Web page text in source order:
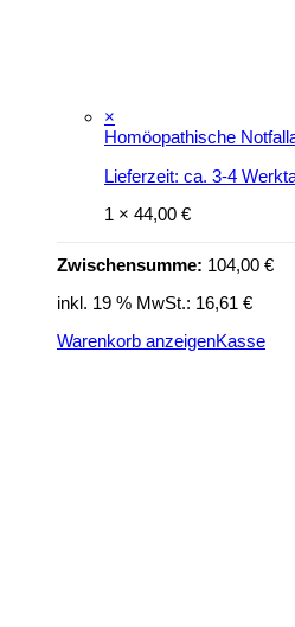
×
Homöopathische
Lieferzeit: ca. 3-4
1 × 44,00 €
Zwischensumme: 104,00 €
inkl. 19 % MwSt.: 16,61 €
Warenkorb anzeigenKasse